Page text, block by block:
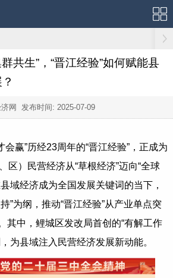
群共生”，“晋江经验”如何赋能县
济网 发布时间: 2025-07-09
会赢”历经23周年的“晋江经验”，正成为
区）民营经济从“草根经济”迈向“全球
域经济成为全国发展关键词的当下，
”为纲，推动“晋江经验”从产业单点突
其中，鲤城区发改局首创的“有解工作
为县域注入民营经济发展新动能。